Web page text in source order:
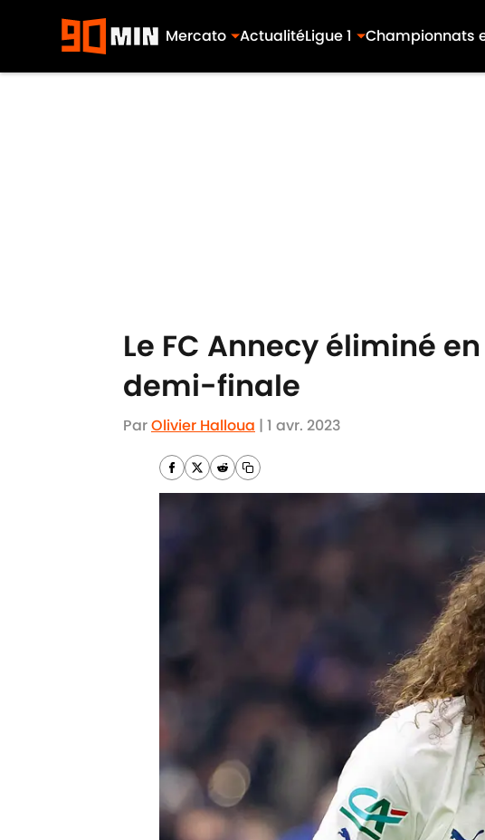
Mercato ActualitéLigue 1 Championnats
Le FC Annecy éliminé
demi-finale
ParOlivier Halloua | 1 avr. 2023